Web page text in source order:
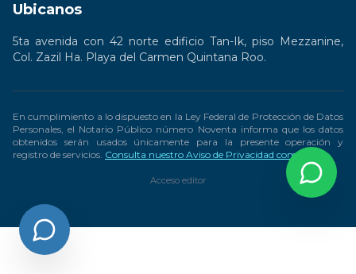
Ubicanos
5ta avenida con 42 norte edificio Tan-Ik, piso Mezzanine,
Col. Zazil Ha. Playa del Carmen Quintana Roo.
En cumplimiento a lo dispuesto en la Ley Federal de Protección de Datos
Personales, el Notario Público número Noventa informa que los datos
obtenidos serán usados únicamente para la presente operación y
registro de servicios. Consulta nuestro Aviso de Privacidad completo
Acceso editor